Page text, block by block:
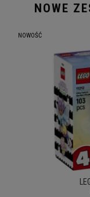
NOWE
NOWOŚĆ